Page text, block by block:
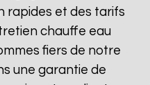
rapides et des tarifs
chauffe eau
fiers de notre
une garantie de